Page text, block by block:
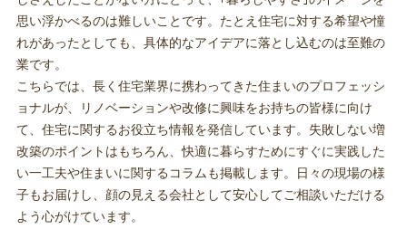
思い浮かべるのは難しいことです。たとえ住宅に対する希望や憧
れがあったとしても、具体的なアイデアに落とし込むのは至難の
業です。
こちらでは、長く住宅業界に携わってきた住まいのプロフェッシ
ョナルが、リノベーションや改修に興味をお持ちの皆様に向け
て、住宅に関するお役立ち情報を発信しています。失敗しない増
改築のポイントはもちろん、快適に暮らすためにすぐに実践した
い一工夫や住まいに関するコラムも掲載します。日々の現場の様
子もお届けし、顔の見える会社として安心してご相談いただける
よう心がけています。